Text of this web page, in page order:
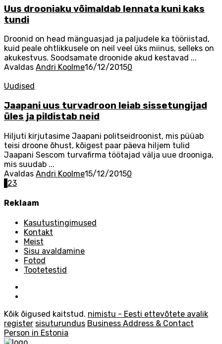
Uus drooniaku võimaldab lennata kuni kaks
tundi
Droonid on head mänguasjad ja paljudele ka tööriistad,
kuid peale ohtlikkusele on neil veel üks miinus, selleks on
akukestvus. Soodsamate droonide akud kestavad ...
Avaldas Andri Koolme16/12/20150
Uudised
Jaapani uus turvadroon leiab sissetungijad
üles ja pildistab neid
Hiljuti kirjutasime Jaapani politseidroonist, mis püüab
teisi droone õhust, kõigest paar päeva hiljem tulid
Jaapani Sescom turvafirma töötajad välja uue drooniga,
mis suudab ...
Avaldas Andri Koolme15/12/20150
Postitused
23
Reklaam
Kasutustingimused
Kontakt
Meist
Sisu avaldamine
Fotod
Tootetestid
Kõik õigused kaitstud. nimistu - Eesti ettevõtete avalik
register sisuturundus Business Address & Contact
Person in Estonia